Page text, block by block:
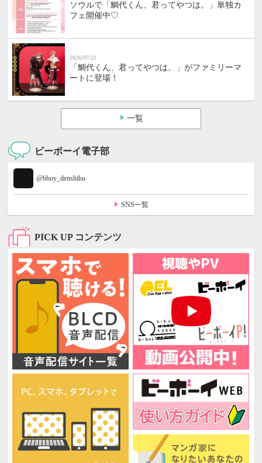
ソウルで「鯛代くん、君ってやつは。」単独カ
フェ開催中♡
2026/07/21
「鯛代くん、君ってやつは。」がファミリーマ
ートに登場！
一覧
ビーボーイ電子部
@bboy_denshibu
SNS一覧
PICK UP コンテンツ